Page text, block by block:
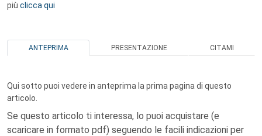
più clicca qui
ANTEPRIMA PRESENTAZIONE CITAMI
Qui sotto puoi vedere in anteprima la prima pagina di questo
articolo.
Se questo articolo ti interessa, lo puoi acquistare (e
scaricare in formato pdf) seguendo le facili indicazioni per